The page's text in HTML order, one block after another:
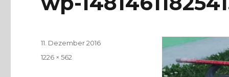
Veröffentlicht
11. Dezember 2016
Volle
1226 × 562